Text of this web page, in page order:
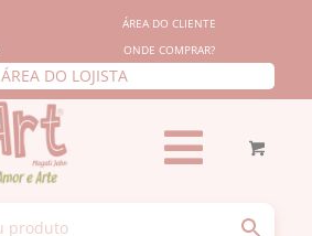
ÁREA DO CLIENTE
ONDE COMPRAR?
ÁREA DO LOJISTA